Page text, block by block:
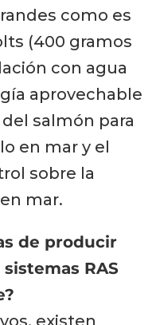
como es
(400 gramos
con agua
aprovechable
salmón para
en mar y el
sobre la
mar.
de producir
RAS